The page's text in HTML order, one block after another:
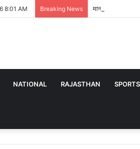
8:01 AM Breaking News मानसून में ऐसे रखें
NATIONAL RAJASTHAN SPORTS